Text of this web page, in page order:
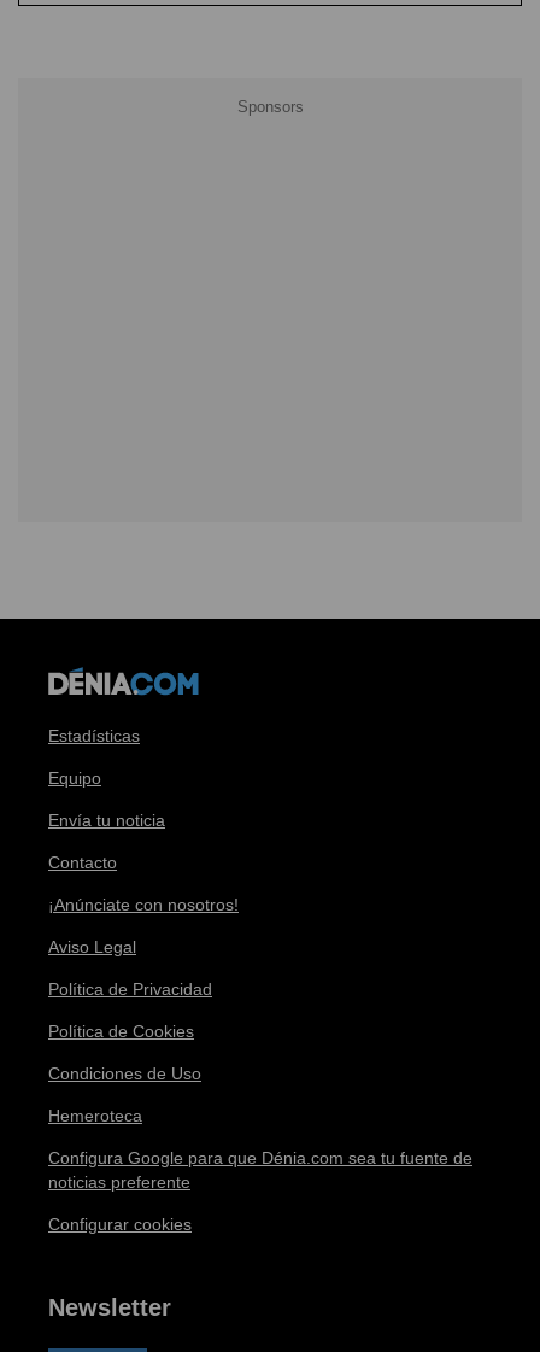
Estadísticas
Equipo
Envía tu noticia
Contacto
¡Anúnciate con nosotros!
Aviso Legal
Política de Privacidad
Política de Cookies
Condiciones de Uso
Hemeroteca
Configura Google para que Dénia.com sea tu fuente de
noticias preferente
Configurar cookies
Newsletter